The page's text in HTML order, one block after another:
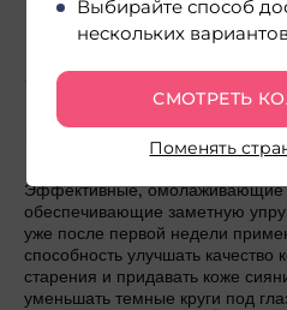
545 начислим
О продукте
Эффективные, омолаживающие
обеспечивающие заметную
уже после первой недели
способность улучшать качество
старения и придавать коже
уменьшать темные круги под
Выбирайте способ
нескольких
СМОТРЕТЬ
Поменять